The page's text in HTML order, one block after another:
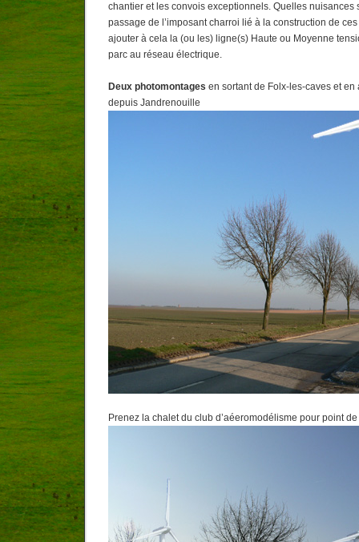
chantier et les convois exceptionnels. Quelles nuisances
passage de l’imposant charroi lié à la construction de
ajouter à cela la (ou les) ligne(s) Haute ou Moyenne
parc au réseau électrique.
Deux photomontages en sortant de Folx-les-caves et
depuis Jandrenouille
Prenez la chalet du club d’aéeromodélisme pour point